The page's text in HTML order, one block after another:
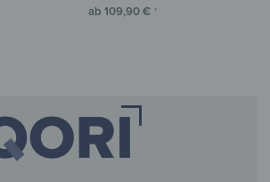
ab 109,90€ *